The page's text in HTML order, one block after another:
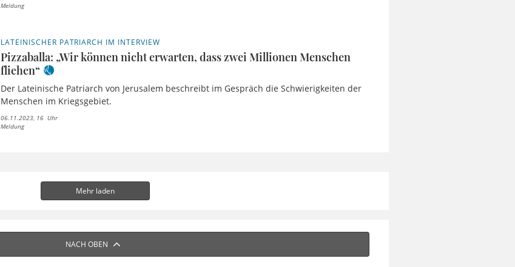
Meldung
LATEINISCHER PATRIARCH IM INTERVIEW
Pizzaballa: „Wir können nicht erwarten, dass zwei Millionen Menschen
fliehen“
Der Lateinische Patriarch von Jerusalem beschreibt im Gespräch die Schwierigkeiten der
Menschen im Kriegsgebiet.
06.11.2023, 16 Uhr
Meldung
Mehr laden
NACH OBEN